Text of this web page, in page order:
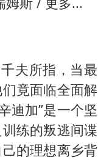
夫所指，当最
竟面临全面解
迪加”是一个坚
练的叛逃间谍
的理想离乡背